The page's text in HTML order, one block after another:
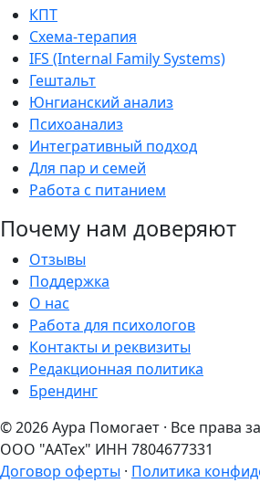
КПТ
Схема-терапия
IFS (Internal Family Systems)
Гештальт
Юнгианский анализ
Психоанализ
Интегративный подход
Для пар и семей
Работа с питанием
Почему нам доверяют
Отзывы
Поддержка
О нас
Работа для психологов
Контакты и реквизиты
Редакционная политика
Брендинг
© 2026 Аура Помогает · Все права
ООО "ААТех" ИНН 7804677331
Договор оферты · Политика